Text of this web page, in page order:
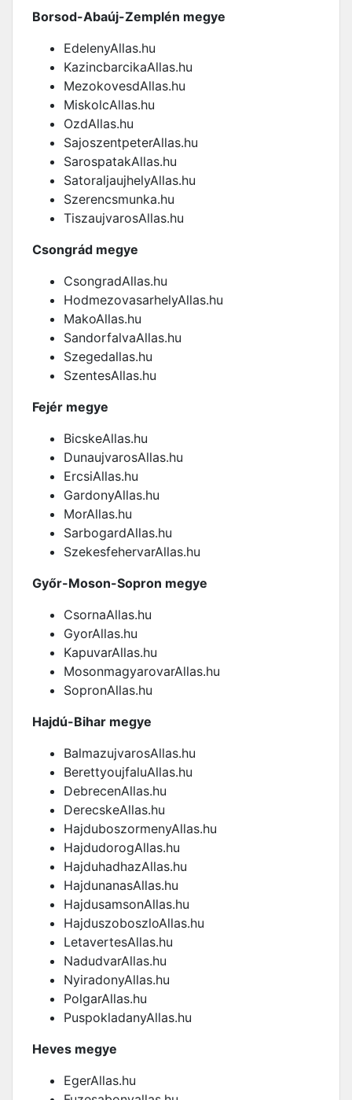
Borsod-Abaúj-Zemplén megye
EdelenyAllas.hu
KazincbarcikaAllas.hu
MezokovesdAllas.hu
MiskolcAllas.hu
OzdAllas.hu
SajoszentpeterAllas.hu
SarospatakAllas.hu
SatoraljaujhelyAllas.hu
Szerencsmunka.hu
TiszaujvarosAllas.hu
Csongrád megye
CsongradAllas.hu
HodmezovasarhelyAllas.hu
MakoAllas.hu
SandorfalvaAllas.hu
Szegedallas.hu
SzentesAllas.hu
Fejér megye
BicskeAllas.hu
DunaujvarosAllas.hu
ErcsiAllas.hu
GardonyAllas.hu
MorAllas.hu
SarbogardAllas.hu
SzekesfehervarAllas.hu
Győr-Moson-Sopron megye
CsornaAllas.hu
GyorAllas.hu
KapuvarAllas.hu
MosonmagyarovarAllas.hu
SopronAllas.hu
Hajdú-Bihar megye
BalmazujvarosAllas.hu
BerettyoujfaluAllas.hu
DebrecenAllas.hu
DerecskeAllas.hu
HajduboszormenyAllas.hu
HajdudorogAllas.hu
HajduhadhazAllas.hu
HajdunanasAllas.hu
HajdusamsonAllas.hu
HajduszoboszloAllas.hu
LetavertesAllas.hu
NadudvarAllas.hu
NyiradonyAllas.hu
PolgarAllas.hu
PuspokladanyAllas.hu
Heves megye
EgerAllas.hu